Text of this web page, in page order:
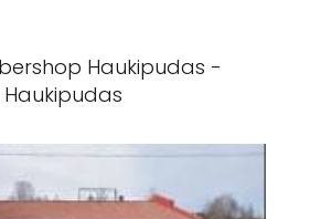
Haukipudas -
Haukipudas